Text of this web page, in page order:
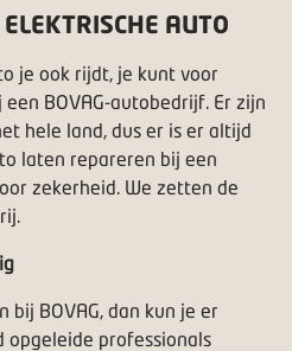
AUTO
je ook rijdt, je kunt voor
BOVAG-autobedrijf. Er zijn
hele land, dus er is er altijd
laten repareren bij een
zekerheid. We zetten de
bij BOVAG, dan kun je er
opgeleide professionals